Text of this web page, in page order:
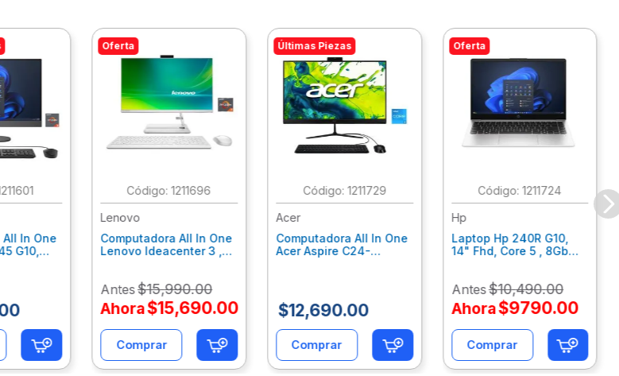
In One
G10,
Oferta
:1211696
Lenovo
Computadora All In One
Lenovo Ideacenter 3 ,
Fhd, Win11 Home
F0G1014Nld
Antes$15,990.00
Ahora$15,690.00
Comprar
Últimas Piezas
: 1211729
Acer
Computadora All In One
Acer Aspire C24-
Dq.Bmjal.002
$12,690.00
Comprar
Oferta
:1211724
Hp
Laptop Hp 240R G10,
14" Fhd, Core 5 , 8Gb
Antes$10,490.00
Ahora$9790.00
Comprar